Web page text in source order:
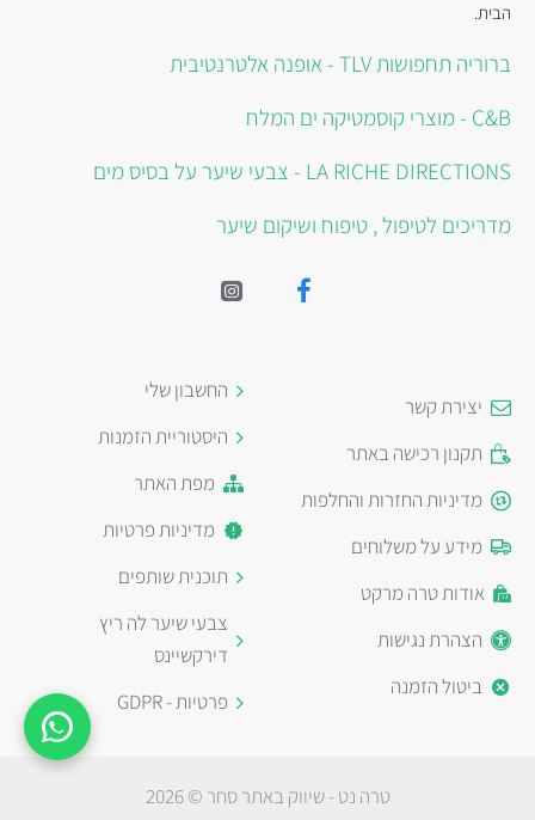
הבית.
ברוריה תחפושות TLV - אופנה אלטרנטיבית
C&B - מוצרי קוסמטיקה ים המלח
LA RICHE DIRECTIONS - צבעי שיער על בסיס מים
מדריכים לטיפול , טיפוח ושיקום שיער
יצירת קשר
תקנון רכישה באתר
מדיניות החזרות והחלפות
מידע על משלוחים
אודות טרה מרקט
הצהרת נגישות
ביטול הזמנה
החשבון שלי
היסטוריית הזמנות
מפת האתר
מדיניות פרטיות
תוכנית שותפים
צבעי שיער לה ריץ
דירקשיינס
פרטיות - GDPR
טרה נט - שיווק באתר סחר © 2026